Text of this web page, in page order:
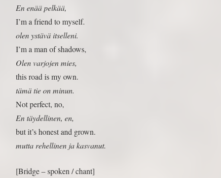
En enää pelkää,
I’m a friend to myself.
olen ystävä itselleni.
I’m a man of shadows,
Olen varjojen mies,
this road is my own.
tämä tie on minun.
Not perfect, no,
En täydellinen, en,
but it’s honest and grown.
mutta rehellinen ja kasvanut.
[Bridge – spoken / chant]